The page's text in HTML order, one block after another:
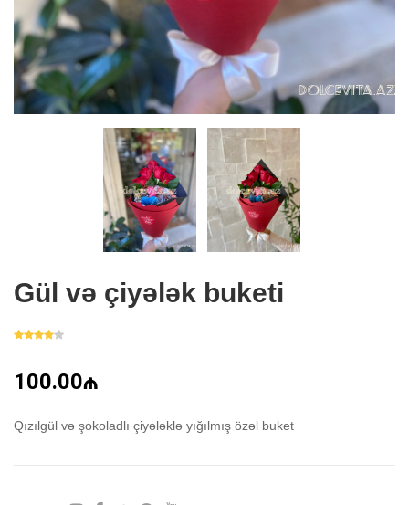
Gül və çiyələk buketi
100.00₼
Qızılgül və şokoladlı çiyələklə yığılmış özəl buket